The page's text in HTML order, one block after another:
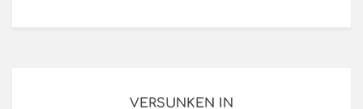
VERSUNKEN IN